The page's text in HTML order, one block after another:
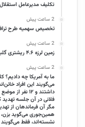
تکلیف مدیرعامل
2 ساعت پیش
تخصیص سهمیه طرح
2 ساعت پیش
زمین لرزه ۴.۶ ریشتری گلباف کرمان را لرزاند – هشت صبح
2 ساعت پیش
ما به آمریکا چه دادیم؟
داشتند و ۱۲
فلانی در آن جلسه تهدید
مگر آن فرماندهان از
همین‌جوری می‌گوید بزن،
نشسته‌اند، فقط